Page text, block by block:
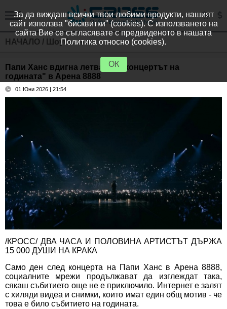
НАЧАЛО / Шоубизнес
Папи Ханс вдигна летвата с "концертът на
годината" в Арена 8888
01 Юни 2026 | 21:54
/КРОСС/ ДВА ЧАСА И ПОЛОВИНА АРТИСТЪТ ДЪРЖА
15 000 ДУШИ НА КРАКА
Само ден след концерта на Папи Ханс в Арена 8888,
социалните мрежи продължават да изглеждат така,
сякаш събитието още не е приключило. Интернет е залят
с хиляди видеа и снимки, които имат един общ мотив - че
това е било събитието на годината.
За да виждаш всички твои любими продукти, нашият
сайт използва "бисквитки" (cookies). С използването на
сайта Вие се съгласявате с предвиденото в нашата
Политика относно (cookies).
ОК